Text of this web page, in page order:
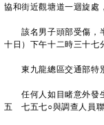
協和街近觀塘道一迴旋處
該名男子頭部受傷，半
十日）下午十二時三十七
東九龍總區交通部特別
任何人如目睹意外發
五 七五七○與調查人員聯